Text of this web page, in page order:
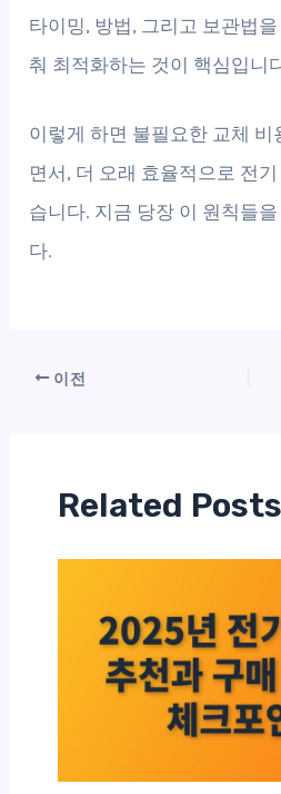
타이밍, 방법, 그리고 보관법
춰 최적화하는 것이 핵심입니
이렇게 하면 불필요한 교체 비
면서, 더 오래 효율적으로 전
습니다. 지금 당장 이 원칙들
다.
이전
Related Posts